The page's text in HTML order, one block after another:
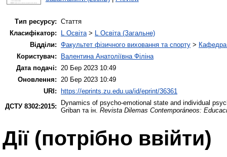
Тип ресурсу: Стаття
Класифікатор:
L Освіта> L Освіта (Загальне)
Відділи: Факультет фізичного виховання та спорту > Кафедра
Користувач:
Валентина Анатоліївна Філіна
Дата подачі: 20 Бер 2023 10:49
Оновлення: 20 Бер 2023 10:49
URI:
https://eprints.zu.edu.ua/id/eprint/36361
ДСТУ 8302:2015:
Dynamics of psycho-emotional state and individual
Griban та ін. Revista Dilemas Contemporáneos:
Дії ​​(потрібно ввійти)